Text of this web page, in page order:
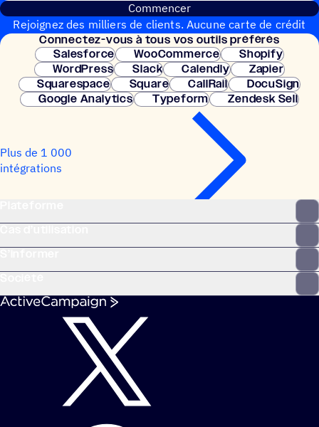
Commencer
Rejoignez des milliers de clients. Aucune carte de crédit
nécessaire. Configuration instantanée.
Connec­tez-vous à tous vos outils préférés
Salesforce
WooCommerce
Shopify
WordPress
Slack Calendly
Zapier
Squarespace
Square CallRail
DocuSign
Google Analytics
Typeform Zendesk Sell
Plus de 1 000
intégrations